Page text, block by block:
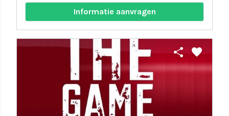
Informatie aanvragen
share favorite